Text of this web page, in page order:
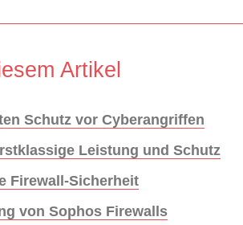
Artikel
Schutz vor Cyberangriffen
Leistung und Schutz
Firewall-Sicherheit
von Sophos Firewalls